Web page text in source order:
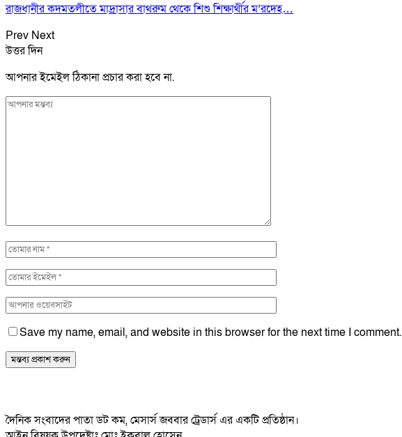
রাজধানীর কদমতলীতে মাদ্রাসার বাথরুম থেকে শিশু শিক্ষার্থীর ম’রদেহ…
Prev Next
উত্তর দিন
আপনার ইমেইল ঠিকানা প্রচার করা হবে না.
Save my name, email, and website in this browser for the next time I comment.
দৈনিক সংবাদের পাতা ডট কম, মেসার্স জববার ট্রেডার্স এর একটি প্রতিষ্ঠান।